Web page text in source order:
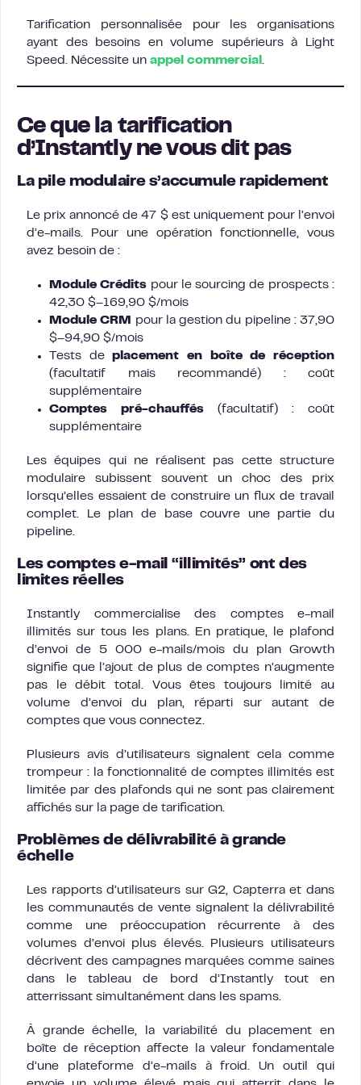
Tarification personnalisée pour les organisations
ayant des besoins en volume supérieurs à Light
Speed. Nécessite un appel commercial .
Ce que la tarification
d’Instantly ne vous dit pas
La pile modulaire s’accumule rapidement
Le prix annoncé de 47 $ est uniquement pour l’envoi
d’e-mails. Pour une opération fonctionnelle, vous
avez besoin de :
Module Crédits pour le sourcing de prospects :
42,30 $–169,90 $/mois
Module CRM
pour la gestion du pipeline : 37,90
$–94,90 $/mois
Tests deplacement en boîte de réception
(facultatif mais recommandé) : coût
supplémentaire
Comptes pré-chauffés (facultatif) : coût
supplémentaire
Les équipes qui ne réalisent pas cette structure
modulaire subissent souvent un choc des prix
lorsqu’elles essaient de construire un flux de travail
complet. Le plan de base couvre une partie du
pipeline.
Les comptes e-mail “illimités” ont des
limites réelles
Instantly commercialise des comptes e-mail
illimités sur tous les plans. En pratique, le plafond
d’envoi de 5 000 e-mails/mois du plan Growth
signifie que l’ajout de plus de comptes n’augmente
pas le débit total. Vous êtes toujours limité au
volume d’envoi du plan, réparti sur autant de
comptes que vous connectez.
Plusieurs avis d’utilisateurs signalent cela comme
trompeur : la fonctionnalité de comptes illimités est
limitée par des plafonds qui ne sont pas clairement
affichés sur la page de tarification.
Problèmes de délivrabilité à grande
échelle
Les rapports d’utilisateurs sur G2, Capterra et dans
les communautés de vente signalent la délivrabilité
comme une préoccupation récurrente à des
volumes d’envoi plus élevés. Plusieurs utilisateurs
décrivent des campagnes marquées comme saines
dans le tableau de bord d’Instantly tout en
atterrissant simultanément dans les spams.
À grande échelle, la variabilité du placement en
boîte de réception affecte la valeur fondamentale
d’une plateforme d’e-mails à froid. Un outil qui